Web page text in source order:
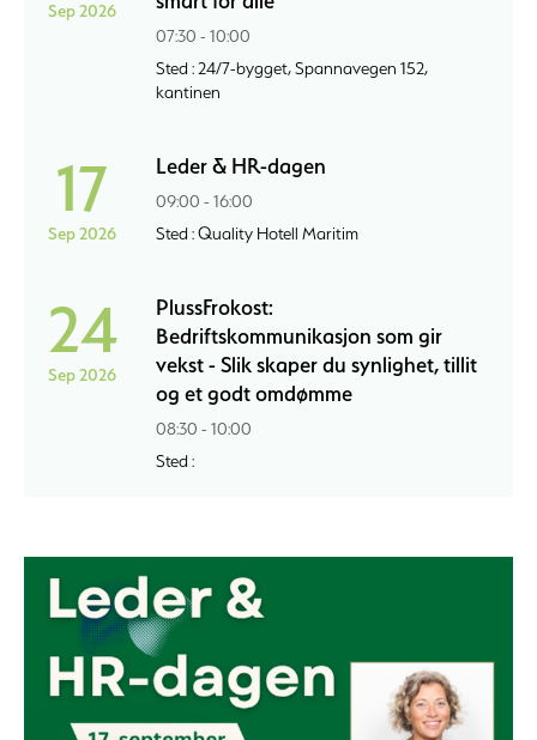
Sep 2026
07:30 - 10:00
Sted : 24/7-bygget, Spannavegen 152,
kantinen
17
Sep 2026
Leder & HR-dagen
09:00 - 16:00
Sted : Quality Hotell Maritim
24
Sep 2026
PlussFrokost:
Bedriftskommunikasjon som gir
vekst - Slik skaper du synlighet, tillit
og et godt omdømme
08:30 - 10:00
Sted :